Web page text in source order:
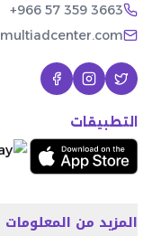
+966 57 359 3663
التطبيقات
المزيد من المعلومات